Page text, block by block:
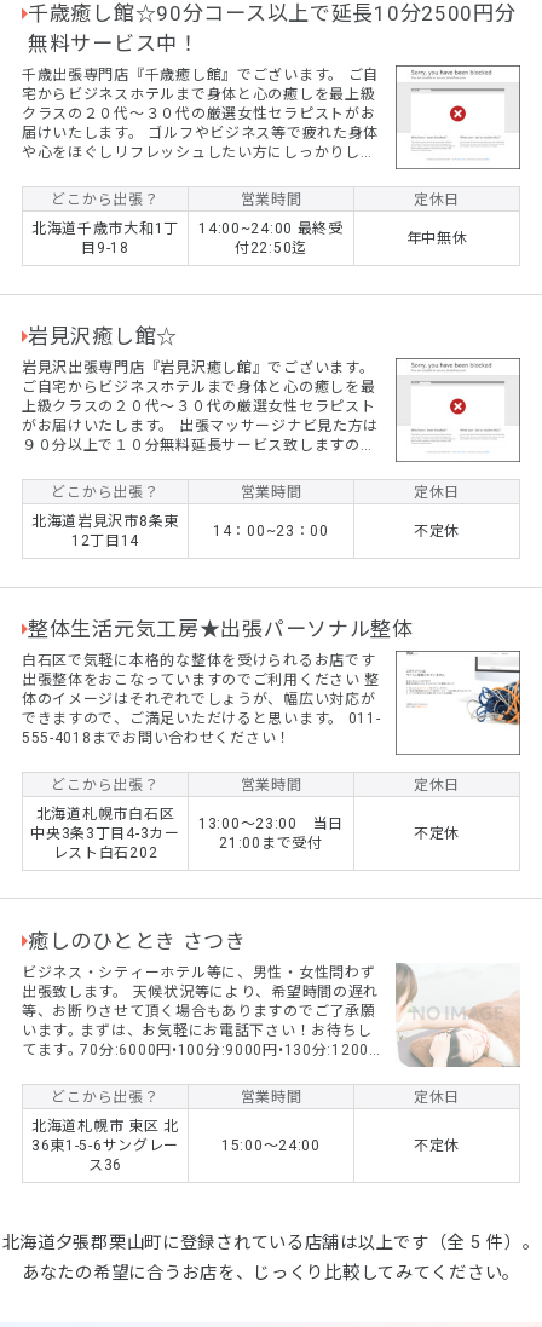
千歳癒し館☆90分コース以上で延長10分2500円分
無料サービス中！
千歳出張専門店『千歳癒し館』でございます。 ご自
宅からビジネスホテルまで身体と心の癒しを最上級
クラスの２０代～３０代の厳選女性セラピストがお
届けいたします。 ゴルフやビジネス等で疲れた身体
や心をほぐしリフレッシュしたい方にしっかりした
す。 出張マッサージナビ見た方は９０分以上で１０
分無料延長サービス致しますのでご予約時にお知ら
せ下さい。 千歳にいらした際は皆様からのご予約心
よりお待ちしております。
どこから出張？ 営業時間
定休日
北海道千歳市大和1丁
目9-18
14:00~24:00 最終受
付22:50迄
年中無休
岩見沢癒し館☆
岩見沢出張専門店『岩見沢癒し館』でございます。
ご自宅からビジネスホテルまで身体と心の癒しを最
上級クラスの２０代～３０代の厳選女性セラピスト
がお届けいたします。 出張マッサージナビ見た方は
９０分以上で１０分無料延長サービス致しますので
どこから出張？
営業時間
定休日
北海道岩見沢市8条東
12丁目14
14：00~23：00 不定休
整体生活元気工房★出張パーソナル整体
白石区で気軽に本格的な整体を受けられるお店です
出張整体をおこなっていますのでご利用ください 整
体のイメージはそれぞれでしょうが、幅広い対応が
できますので、ご満足いただけると思います。 011-
555-4018までお問い合わせください！
どこから出張？ 営業時間
定休日
北海道札幌市白石区
中央3条3丁目4-3カー
レスト白石202
13:00～23:00 当日
21:00まで受付
不定休
癒しのひととき さつき
ビジネス・シティーホテル等に、男性・女性問わず
出張致します。 天候状況等により、希望時間の遅れ
等、お断りさせて頂く場合もありますのでご了承願
います｡ まずは、お気軽にお電話下さい！お待ちし
てます｡ 70分:6000円•100分:9000円•130分:12000
のご予約のお客様限定:500円引き 交通費:札幌市内
1000円〜/市外3000円〜 市外のお客様は100分以上
から承ります 事前予約(当日不可)のお客様は、営業
時間外施術可能です 当店は、電話のみのご対応とさ
せて頂いてますので、シ...
どこから出張？ 営業時間
定休日
北海道札幌市 東区 北
36東1-5-6サングレー
ス36
15:00〜24:00 不定休
北海道夕張郡栗山町に登録されている店舗は以上です（全 5 件）。
あなたの希望に合うお店を、じっくり比較してみてください。